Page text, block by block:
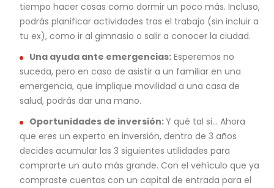
tiempo hacer cosas como dormir un poco más. Incluso,
podrás planificar actividades tras el trabajo (sin incluir a
tu ex), como ir al gimnasio o salir a conocer la ciudad.
Una ayuda ante emergencias: Esperemos no
suceda, pero en caso de asistir a un familiar en una
emergencia, que implique movilidad a una casa de
salud, podrás dar una mano.
Oportunidades de inversión:Y qué tal si… Ahora
que eres un experto en inversión, dentro de 3 años
decides acumular las 3 siguientes utilidades para
comprarte un auto más grande. Con el vehículo que ya
compraste cuentas con un capital de entrada para el